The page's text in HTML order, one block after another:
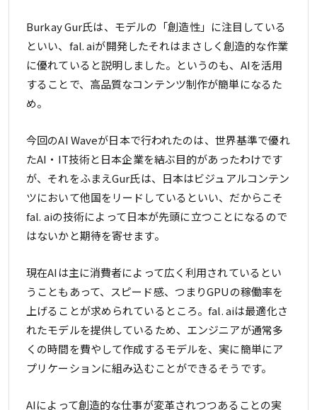
Burkay Gur氏は、モデルの「創造性」に注目している
といい、fal. aiが開発したそれはまさしく創造的な作業
に優れていると説明しました。というのも、AIを活用
することで、高品質なコンテンツ制作が簡単になるた
め。
今回のAI Waveが日本で行われたのは、世界基準で優れ
たAI・IT技術と日本企業を結ぶ目的があったわけです
が、それをふまえGur氏は、日本はビジュアルコンテン
ツにおいて他国をリードしているといい、だからこそ
fal. aiの技術によって日本が先頭に立つことになるので
はないかと期待を寄せます。
現在AIは主に消費者によって広く利用されているとい
うこともあって、スピード感、つまりGPUの稼働率を
上げることが求められているところ。fal. aiは最適化さ
れたモデルを提供しているため、エンジニアが通常多
くの時間を費やして作成するモデルを、実に簡単にア
プリケーションに組み込むことができるそうです。
AIによって創造的な仕事が変革されつつあることの実